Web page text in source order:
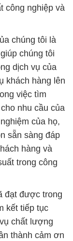
công nghiệp và
chúng tôi là
chúng tôi
dịch vụ của
khách hàng lên
việc tìm
nhu cầu của
của họ,
sẵn sàng đáp
hàng và
trong công
đạt được trong
kết tiếp tục
chất lượng
thành cảm ơn